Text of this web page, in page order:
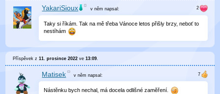
YakariSioux v němnapsal:
Taky si říkám. Tak na mě třeba Vánoce letos přišly brzy, neboť to
nestíhám
Příspěvek z11. prosince 2022 ve13:09.
Matisek v němnapsal:
Nástěnku bych nechal, má docela odlišné zaměření.